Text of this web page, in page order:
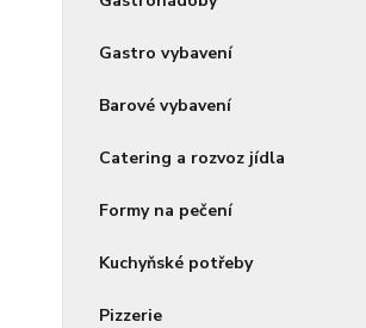
Gastro vybavení
Barové vybavení
Catering a rozvoz jídla
Formy na pečení
Kuchyňské potřeby
Pizzerie